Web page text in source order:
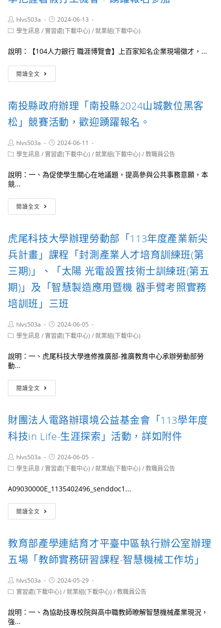
學
能
工
坊，
迎
躍
參
加
大
辦
理
年
智
領
域-
教
實
務
能
研
課
場，
歡
迎
踴
躍
報
名
Post
author:
hlvs503a
Post
published:
2024-06-13
Post學生訊息 / 實習處(下載中心) /就業組(下載中心)
說明：【104人力銀行 職涯博覽會】上百家知名企業現場徵才，...
閱讀全文
零
力
銀
行
辦
「職
博
歡
把
握
暑
假
打
工
機
會，
躍
報
名
參
加
南投縣政府辦理「南投縣2024山城數位黑客
松」競賽活動，歡迎踴躍報名。
Post
author:
hlvs503a
Post
published:
2024-06-11
Post學生訊息 / 實習處(下載中心) /就業組(下載中心) /教職員公告
說明：一、為促使學生關心在地議題，提高參與公共事務意願，本
競...
閱讀全文
投
府
辦
理
「南
投
縣
2024
山
數
位
客
松」
賽
迎
踴
躍
名。
虎尾科技大學辦理勞動部「113年度產業新尖
兵計畫」課程「封測產業人才培育訓練班(第
三期)」、「太陽 光電設置技術士訓練班(第五
期)」及「智慧製造應用暨機 器手臂考照實務
培訓班」三班
Post
author:
hlvs503a
Post
published:
2024-06-05
Post學生訊息 / 實習處(下載中心) /就業組(下載中心)
說明：一、虎尾科技大學進修推廣部-推廣教育中心承辦勞動部勞
動...
閱讀全文
尾
大
學
辦
勞
動
「113
度
尖
兵
計
課
程
測
產
財團法人電路辦環境公益基金會「113學年度
科技in Life-生涯探索」活動，詳如附件
Post
author:
hlvs503a
Post
published:
2024-06-05
Post學生訊息 / 實習處(下載中心) /就業組(下載中心) /教職員公告
A09030000E_1135402496_senddoc1...
閱讀全文
團
電
路
辦
境
公
基
教育部產學連結育才平臺中區執行辦公室辦理
五場「教師實務研習課程-智慧機械工作坊」
Post
author:
hlvs503a
Post
published:
2024-05-29
Post實習處(下載中心) /就業組(下載中心) /教職員公告
說明：一、為協助技專校院與高中職教師暸解智慧機械產業現況，
強...